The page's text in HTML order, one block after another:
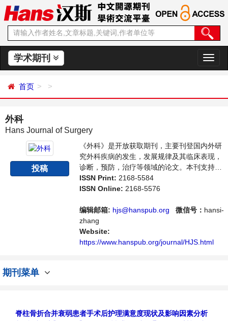
学术期刊
切
换
首页
外科
Hans Journal of Surgery
投稿
《外科》是开放获取期刊，主要刊登国内外研
究外科疾病的发生，发展规律及其临床表现，
诊断，预防，治疗等领域的论文。本刊支持思
想创新、学术创新，倡导科学，繁荣学术，集
学术性、思想性为一体，旨在给世界范围内的
和讨论外科领域内不同方向问题与发展的交流
平台。
ISSN Print: 2168-5584
ISSN Online: 2168-5576
编辑邮箱: hjs@hanspub.org 微信号： hansi-
zhang
Website:
https://www.hanspub.org/journal/HJS.html
期刊菜单
脊柱骨折合并衰弱患者手术后护理满意度现状及影响因素分析